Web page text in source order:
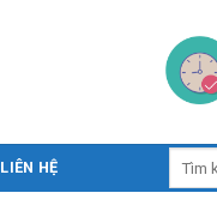
LIÊN HỆ